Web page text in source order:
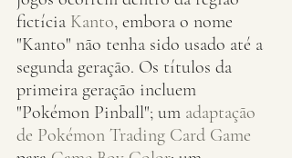
fictícia Kanto, embora o nome
"Kanto" não tenha sido usado até a
segunda geração. Os títulos da
primeira geração incluem
"Pokémon Pinball"; um adaptação
de Pokémon Trading Card Game